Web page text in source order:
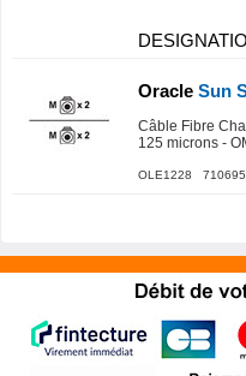
Oracle Sun
Câble Fibre
125 microns -
OLE1228